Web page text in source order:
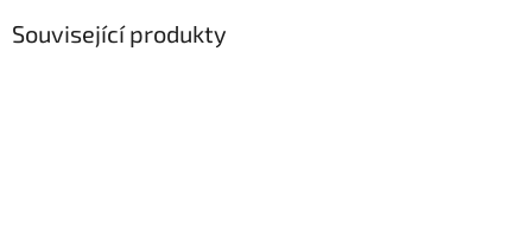
Související produkty